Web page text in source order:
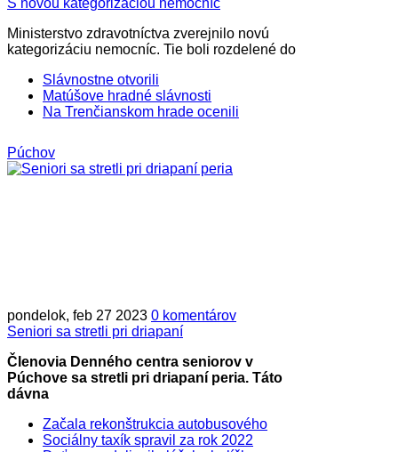
Ministerstvo zdravotníctva zverejnilo novú
kategorizáciu nemocníc. Tie boli rozdelené do
Slávnostne otvorili
Matúšove hradné slávnosti
Na Trenčianskom hrade ocenili
Púchov
pondelok, feb 27 2023 0 komentárov
Seniori sa stretli pri driapaní
Členovia Denného centra seniorov v
Púchove sa stretli pri driapaní peria. Táto
dávna
Začala rekonštrukcia autobusového
Sociálny taxík spravil za rok 2022